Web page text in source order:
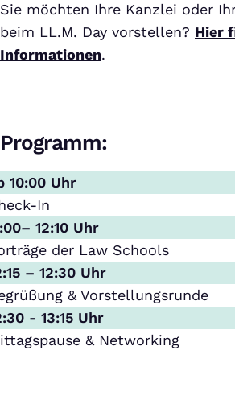
Sie möchten Ihre Kanzlei oder
beim LL.M. Day vorstellen? Hier
Informationen.
Programm:
10:00 Uhr
In
12:10 Uhr
der Law Schools
– 12:30 Uhr
& Vorstellungsrunde
- 13:15 Uhr
& Networking